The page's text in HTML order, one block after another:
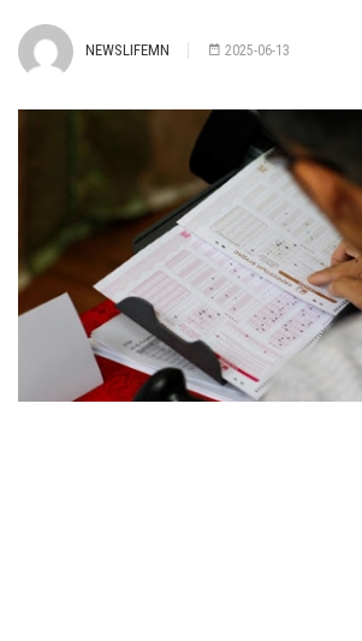
NEWSLIFEMN 2025-06-13